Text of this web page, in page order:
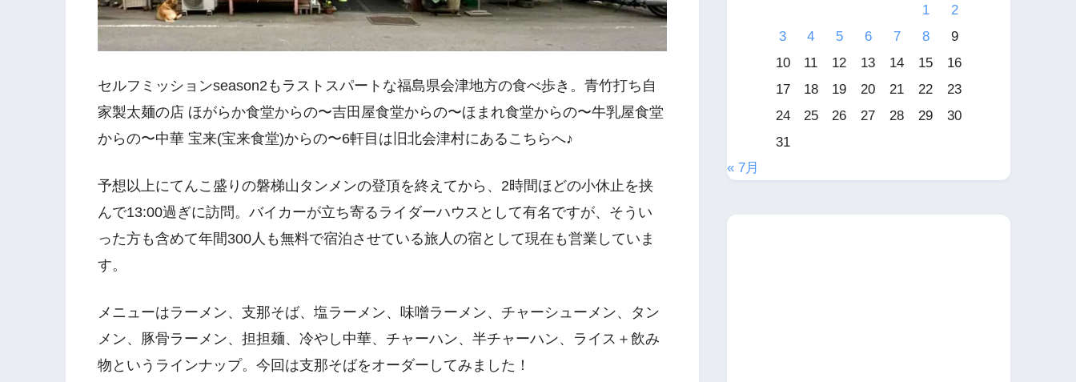
セルフミッションseason2もラストスパートな福島県会津地方の食べ歩き。青竹打ち自
家製太麺の店 ほがらか食堂からの〜吉田屋食堂からの〜ほまれ食堂からの〜牛乳屋食堂
からの〜中華 宝来(宝来食堂)からの〜6軒目は旧北会津村にあるこちらへ♪
予想以上にてんこ盛りの磐梯山タンメンの登頂を終えてから、2時間ほどの小休止を挟
んで13:00過ぎに訪問。バイカーが立ち寄るライダーハウスとして有名ですが、そうい
った方も含めて年間300人も無料で宿泊させている旅人の宿として現在も営業していま
す。
メニューはラーメン、支那そば、塩ラーメン、味噌ラーメン、チャーシューメン、タン
メン、豚骨ラーメン、担担麺、冷やし中華、チャーハン、半チャーハン、ライス＋飲み
物というラインナップ。今回は支那そばをオーダーしてみました！
1
2
3
4 5 6 7 8
9
10
11 12 13 14 15
16
17
18 19 20 21 22
23
24
25 26 27 28 29
30
31
« 7月